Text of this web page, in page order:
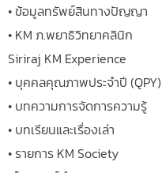
• ข้อมูลทรัพย์สินทางปัญญา
• KM ภ.พยาธิวิทยาคลินิก
Siriraj KM Experience
• บุคคลคุณภาพประจำปี (QPY)
• บทความการจัดการความรู้
• บทเรียนและเรื่องเล่า
• รายการ KM Society